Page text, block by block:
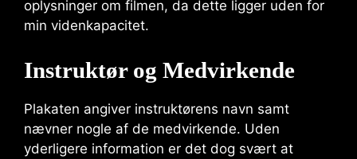
oplysninger om filmen, da dette ligger uden for
min videnkapacitet.
Instruktør og Medvirkende
Plakaten angiver instruktørens navn samt
nævner nogle af de medvirkende. Uden
yderligere information er det dog svært at